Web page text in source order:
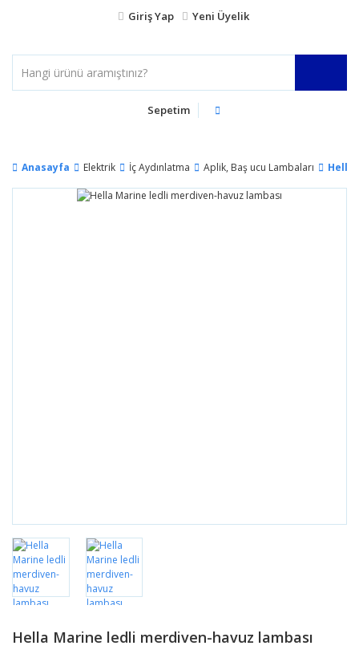
Giriş Yap Yeni Üyelik
Sepetim
Anasayfa Elektrik İç Aydınlatma Aplik, Baş ucu Lambaları Hella
Hella Marine ledli merdiven-havuz lambası